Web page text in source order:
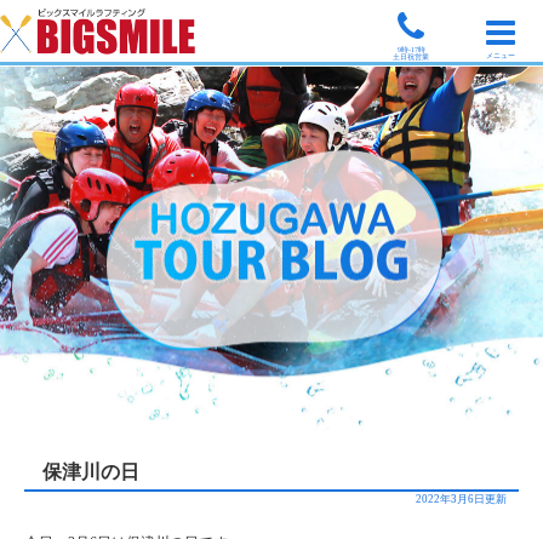
9時-17時
土日祝営業
メニュー
保津川の日
2022年3月6日更新